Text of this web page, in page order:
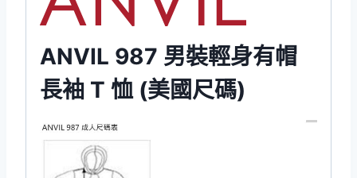
ANVIL 987 男裝輕身有帽
長袖 T 恤 (美國尺碼)